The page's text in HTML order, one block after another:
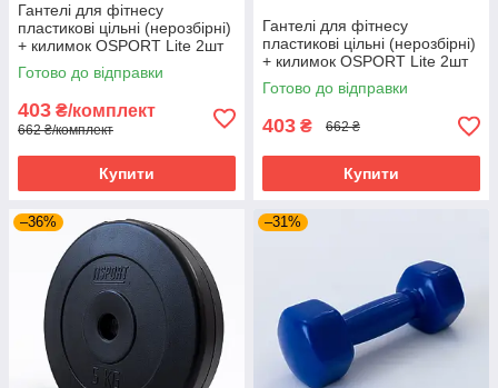
Гантелі для фітнесу
пластикові цільні (нерозбірні)
+ килимок OSPORT Lite 2шт
по 2.5 кг (OF-0116) Синій
Готово до відправки
403 ₴/комплект
662 ₴/комплект
Купити
Гантелі для фітнесу
пластикові цільні (нерозбірні)
+ килимок OSPORT Lite 2шт
по 2.5 кг (OF-0116)
Бірюзовий
Готово до відправки
403 ₴ 662 ₴
Купити
–36% –31%